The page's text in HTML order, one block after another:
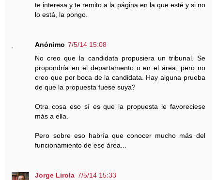
te interesa y te remito a la página en la que esté y si no
lo está, la pongo.
Anónimo 7/5/14 15:08
No creo que la candidata propusiera un tribunal. Se
propondría en el departamento o en el área, pero no
creo que por boca de la candidata. Hay alguna prueba
de que la propuesta fuese suya?
Otra cosa eso sí es que la propuesta le favoreciese
más a ella.
Pero sobre eso habría que conocer mucho más del
funcionamiento de ese área...
Jorge Lirola 7/5/14 15:33